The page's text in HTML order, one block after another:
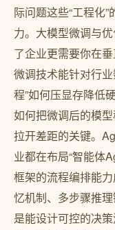
际问题这些“工程化
力。大模型微调与
了企业更需要你在
微调技术能针对行
程”如何压显存降低
如何把微调后的模
拉开差距的关键。
业都在布局“智能体
框架的流程编排能
忆机制、多步骤推
是能设计可控的决